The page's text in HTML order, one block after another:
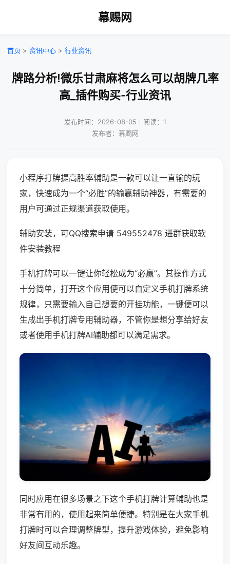
幕赐网
首页 > 资讯中心 > 行业资讯
牌路分析!微乐甘肃麻将怎么可以胡牌几率
高_插件购买-行业资讯
发布时间：2026-08-05｜阅读：1
发布者：幕赐网
小程序打牌提高胜率辅助是一款可以让一直输的玩
家，快速成为一个“必胜”的输赢辅助神器，有需要的
用户可通过正规渠道获取使用。
辅助安装，可QQ搜索申请 549552478 进群获取软
件安装教程
手机打牌可以一键让你轻松成为“必赢”。其操作方式
十分简单，打开这个应用便可以自定义手机打牌系统
规律，只需要输入自己想要的开挂功能，一键便可以
生成出手机打牌专用辅助器，不管你是想分享给好友
或者使用手机打牌AI辅助都可以满足需求。
同时应用在很多场景之下这个手机打牌计算辅助也是
非常有用的，使用起来简单便捷。特别是在大家手机
打牌时可以合理调整牌型，提升游戏体验，避免影响
好友间互动乐趣。